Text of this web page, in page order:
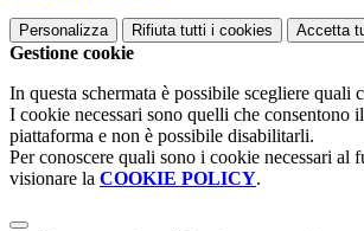
Personalizza Rifiuta tutti i cookies Accetta
Gestione cookie
In questa schermata è possibile scegliere quali
I cookie necessari sono quelli che consentono
piattaforma e non è possibile disabilitarli.
Per conoscere quali sono i cookie necessari al
visionare la COOKIE POLICY.